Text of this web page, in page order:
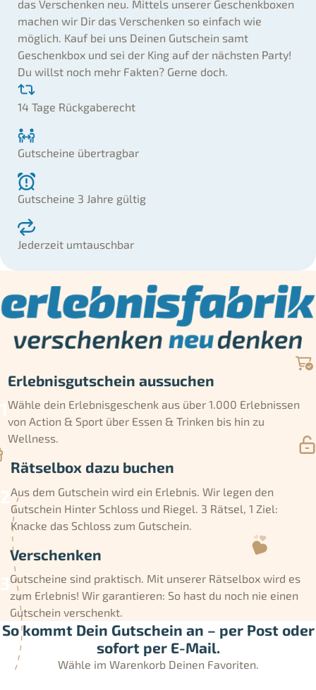
das Verschenken neu. Mittels unserer Geschenkboxen
machen wir Dir das Verschenken so einfach wie
möglich. Kauf bei uns Deinen Gutschein samt
Geschenkbox und sei der King auf der nächsten Party!
Du willst noch mehr Fakten? Gerne doch.
14 Tage Rückgaberecht
Gutscheine übertragbar
Gutscheine 3 Jahre gültig
Jederzeit umtauschbar
Erlebnisgutschein aussuchen
Wähle dein Erlebnisgeschenk aus über 1.000 Erlebnissen
von Action & Sport über Essen & Trinken bis hin zu
Wellness.
Rätselbox dazu buchen
Aus dem Gutschein wird ein Erlebnis. Wir legen den
Gutschein Hinter Schloss und Riegel. 3 Rätsel, 1 Ziel:
Knacke das Schloss zum Gutschein.
Verschenken
Gutscheine sind praktisch. Mit unserer Rätselbox wird es
zum Erlebnis! Wir garantieren: So hast du noch nie einen
Gutschein verschenkt.
So kommt Dein Gutschein an – per Post oder
sofort per E-Mail.
Wähle im Warenkorb Deinen Favoriten.